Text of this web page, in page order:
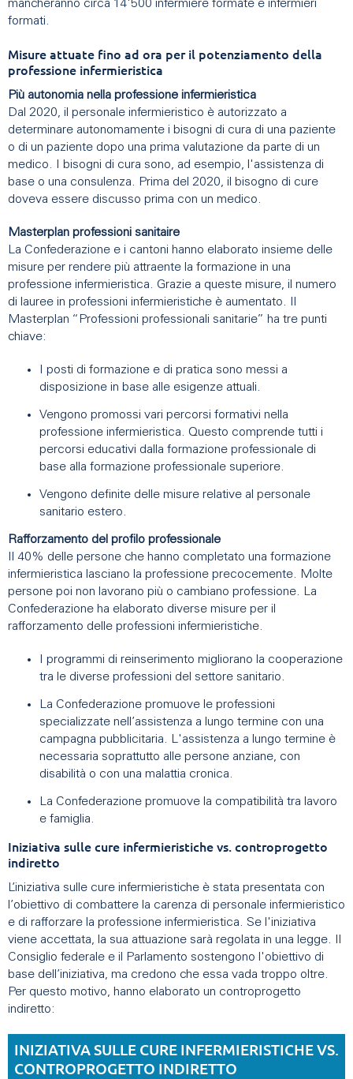
mancheranno circa 14'500 infermiere formate e infermieri
formati.
Misure attuate fino ad ora per il potenziamento della
professione infermieristica
Più autonomia nella professione infermieristica
Dal 2020, il personale infermieristico è autorizzato a
determinare autonomamente i bisogni di cura di una paziente
o di un paziente dopo una prima valutazione da parte di un
medico. I bisogni di cura sono, ad esempio, l'assistenza di
base o una consulenza. Prima del 2020, il bisogno di cure
doveva essere discusso prima con un medico.
Masterplan professioni sanitaire
La Confederazione e i cantoni hanno elaborato insieme delle
misure per rendere più attraente la formazione in una
professione infermieristica. Grazie a queste misure, il numero
di lauree in professioni infermieristiche è aumentato. Il
Masterplan “Professioni professionali sanitarie” ha tre punti
chiave:
I posti di formazione e di pratica sono messi a
disposizione in base alle esigenze attuali.
Vengono promossi vari percorsi formativi nella
professione infermieristica. Questo comprende tutti i
percorsi educativi dalla formazione professionale di
base alla formazione professionale superiore.
Vengono definite delle misure relative al personale
sanitario estero.
Rafforzamento del profilo professionale
Il 40% delle persone che hanno completato una formazione
infermieristica lasciano la professione precocemente. Molte
persone poi non lavorano più o cambiano professione. La
Confederazione ha elaborato diverse misure per il
rafforzamento delle professioni infermieristiche.
I programmi di reinserimento migliorano la cooperazione
tra le diverse professioni del settore sanitario.
La Confederazione promuove le professioni
specializzate nell’assistenza a lungo termine con una
campagna pubblicitaria. L'assistenza a lungo termine è
necessaria soprattutto alle persone anziane, con
disabilità o con una malattia cronica.
La Confederazione promuove la compatibilità tra lavoro
e famiglia.
Iniziativa sulle cure infermieristiche vs. controprogetto
indiretto
L’iniziativa sulle cure infermieristiche è stata presentata con
l’obiettivo di combattere la carenza di personale infermieristico
e di rafforzare la professione infermieristica. Se l'iniziativa
viene accettata, la sua attuazione sarà regolata in una legge. Il
Consiglio federale e il Parlamento sostengono l'obiettivo di
base dell’iniziativa, ma credono che essa vada troppo oltre.
Per questo motivo, hanno elaborato un controprogetto
indiretto:
INIZIATIVA SULLE CURE INFERMIERISTICHE VS.
CONTROPROGETTO INDIRETTO